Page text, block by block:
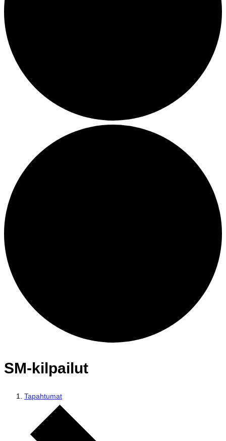
SM-kilpailut
Tapahtumat